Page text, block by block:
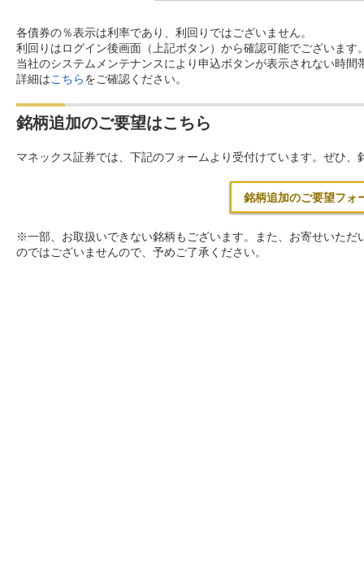
各債券の％表示は利率であり、利回りではございません。
利回りはログイン後画面（上記ボタン）から確認可能でございます
当社のシステムメンテナンスにより申込ボタンが表示されない時間
詳細はこちらをご確認ください。
銘柄追加のご要望はこちら
マネックス証券では、下記のフォームより受付けています。ぜひ
銘柄追加のご要望フォ
※一部、お取扱いできない銘柄もございます。また、お寄せいた
のではございませんので、予めご了承ください。